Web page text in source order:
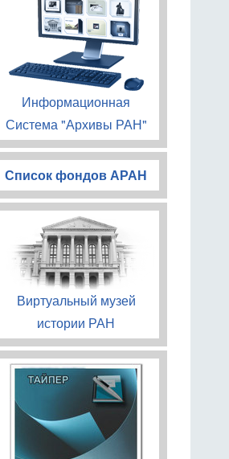
Информационная
Система "Архивы РАН"
Список фондов АРАН
Виртуальный музей
истории РАН